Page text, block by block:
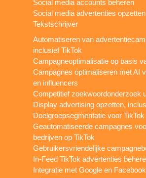
Social media accounts beheren
Social media advertenties opzetten
Tekstschrijver
Automatiseren van
inclusief TikTok
Campagneoptimalisatie op basis
Campagnes optimaliseren met AI
en influencers
Competitief zoekwoordonderzoek
Display advertising opzetten,
Doelgroepsegmentatie voor
Geautomatiseerde campagnes
bedrijven op TikTok
Gebruikersvriendelijke
In-Feed TikTok advertenties
Integratie met Google en